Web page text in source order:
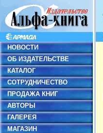
НОВОСТИ
ОБ ИЗДАТЕЛЬСТВЕ
КАТАЛОГ
СОТРУДНИЧЕСТВО
ПРОДАЖА КНИГ
АВТОРЫ
ГАЛЕРЕЯ
МАГАЗИН